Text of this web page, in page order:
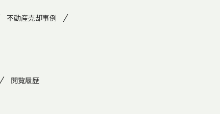
不動産売却事例
閲覧履歴